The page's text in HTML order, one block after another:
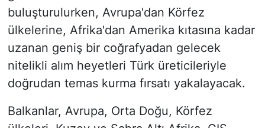
buluşturulurken, Avrupa'dan Körfez
ülkelerine, Afrika'dan Amerika kıtasına kadar
uzanan geniş bir coğrafyadan gelecek
nitelikli alım heyetleri Türk üreticileriyle
doğrudan temas kurma fırsatı yakalayacak.
Balkanlar, Avrupa, Orta Doğu, Körfez